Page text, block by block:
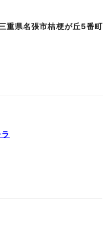
県名張市桔梗が丘5番町